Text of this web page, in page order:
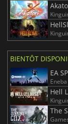
BIENTÔT
EA
Eneba
Hell
The